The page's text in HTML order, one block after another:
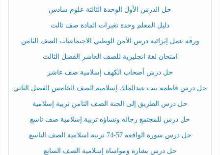
حل الدرس الأول الوحدة الثالثة علوم سادس
دليل المعلم وحدة تغيرات المادة صف ثالث
ورقة عمل إثرائية درس الأمن الوطني الاجتماعيات الصف الثامن
امتحان لغة انجليزية للصف العاشر الفصل الثالث
حل درس أصحاب الكهف إسلامية صف عاشر
حل درس فاطمة بنت عبدالملك إسلامية الصف الخامس الفصل الثاني
حل درس الطريق إلى الجنة الصف الثامن تربية إسلامية
حل درس للمجتمع رجاله ونساؤه تربية إسلامية صف تاسع
حل درس سورة الواقعة 57-74 تربية اسلامية الصف التاسع
حل درس بشارة ومواساة إسلامية الصف السابع